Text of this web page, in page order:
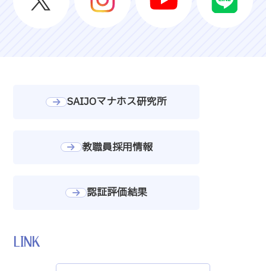
SAIJOマナホス研究所
教職員採用情報
認証評価結果
LINK